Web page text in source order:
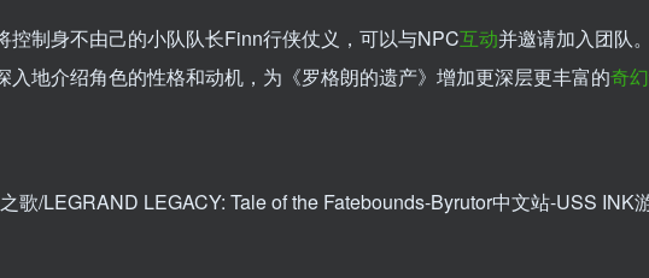
制身不由己的小队队长Finn行侠仗义，可以与NPC互动并邀请加入团队
入地介绍角色的性格和动机，为《罗格朗的遗产》增加更深层更丰富的奇幻